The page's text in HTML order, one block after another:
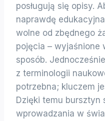
posługują się opisy.
naprawdę
wolne od zbędnego
pojęcia – wyjaśnione
sposób.
z terminologii
potrzebna; kluczem
Dzięki temu bursztyn
wprowadzania w